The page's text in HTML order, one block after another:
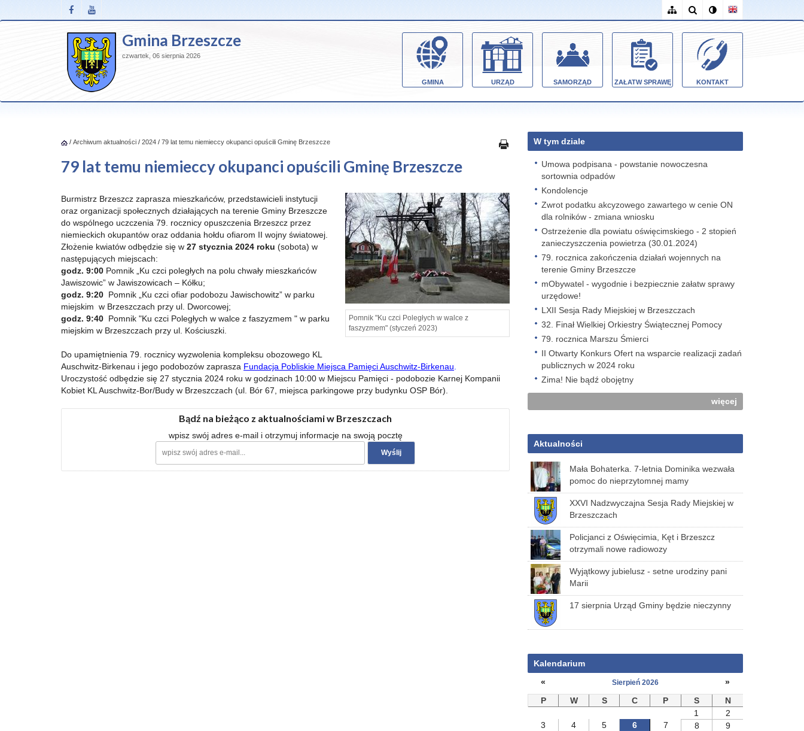
Gmina Brzeszcze
czwartek, 06 sierpnia 2026
GMINA URZĄD SAMORZĄD ZAŁATW SPRAWĘ KONTAKT
/ Archiwum aktualności / 2024 / 79 lat temu niemieccy okupanci opuścili Gminę Brzeszcze
79 lat temu niemieccy okupanci opuścili Gminę Brzeszcze
Pomnik "Ku czci Poległych w walce z
faszyzmem" (styczeń 2023)
Burmistrz Brzeszcz zaprasza mieszkańców, przedstawicieli instytucji
oraz organizacji społecznych działających na terenie Gminy Brzeszcze
do wspólnego uczczenia 79. rocznicy opuszczenia Brzeszcz przez
niemieckich okupantów oraz oddania hołdu ofiarom II wojny światowej.
Złożenie kwiatów odbędzie się w 27 stycznia 2024 roku (sobota) w
następujących miejscach:
godz. 9:00 Pomnik „Ku czci poległych na polu chwały mieszkańców
Jawiszowic” w Jawiszowicach – Kółku;
godz. 9:20 Pomnik „Ku czci ofiar podobozu Jawischowitz” w parku
miejskim w Brzeszczach przy ul. Dworcowej;
godz. 9:40 Pomnik "Ku czci Poległych w walce z faszyzmem " w parku
miejskim w Brzeszczach przy ul. Kościuszki.
Do upamiętnienia 79. rocznicy wyzwolenia kompleksu obozowego KL
Auschwitz-Birkenau i jego podobozów zaprasza Fundacja Pobliskie Miejsca Pamięci Auschwitz-Birkenau
Uroczystość odbędzie się 27 stycznia 2024 roku w godzinach 10:00 w Miejscu Pamięci - podobozie Karnej Kompanii
Kobiet KL Auschwitz-Bor/Budy w Brzeszczach (ul. Bór 67, miejsca parkingowe przy budynku OSP Bór).
Bądź na bieżąco z aktualnościami w Brzeszczach
wpisz swój adres e-mail i otrzymuj informacje na swoją pocztę
W tym dziale
Umowa podpisana - powstanie nowoczesna
sortownia odpadów
Kondolencje
Zwrot podatku akcyzowego zawartego w cenie ON
dla rolników - zmiana wniosku
Ostrzeżenie dla powiatu oświęcimskiego - 2 stopień
zanieczyszczenia powietrza (30.01.2024)
79. rocznica zakończenia działań wojennych na
terenie Gminy Brzeszcze
mObywatel - wygodnie i bezpiecznie załatw sprawy
urzędowe!
LXII Sesja Rady Miejskiej w Brzeszczach
32. Finał Wielkiej Orkiestry Świątecznej Pomocy
79. rocznica Marszu Śmierci
II Otwarty Konkurs Ofert na wsparcie realizacji zadań
publicznych w 2024 roku
Zima! Nie bądź obojętny
więcej
Aktualności
Mała Bohaterka. 7-letnia Dominika wezwała
pomoc do nieprzytomnej mamy
XXVI Nadzwyczajna Sesja Rady Miejskiej w
Brzeszczach
Policjanci z Oświęcimia, Kęt i Brzeszcz
otrzymali nowe radiowozy
Wyjątkowy jubielusz - setne urodziny pani
Marii
17 sierpnia Urząd Gminy będzie nieczynny
Kalendarium
«
Sierpień 2026
»
P
W S C P S
N
1
2
3
4 5 6 7 8
9